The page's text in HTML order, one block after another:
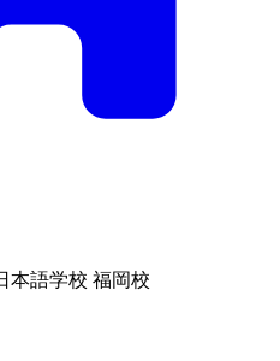
本語学校 福岡校